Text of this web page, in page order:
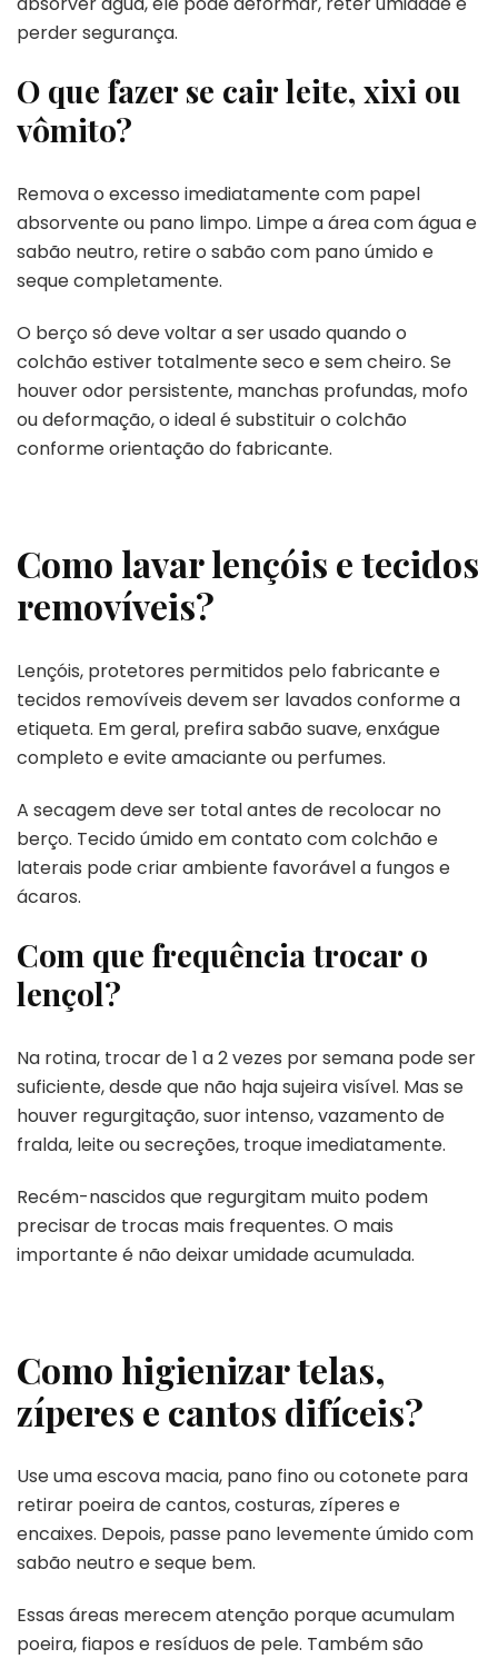
perder segurança.
O que fazer se cair leite, xixi ou
vômito?
Remova o excesso imediatamente com papel
absorvente ou pano limpo. Limpe a área com água e
sabão neutro, retire o sabão com pano úmido e
seque completamente.
O berço só deve voltar a ser usado quando o
colchão estiver totalmente seco e sem cheiro. Se
houver odor persistente, manchas profundas, mofo
ou deformação, o ideal é substituir o colchão
conforme orientação do fabricante.
Como lavar lençóis e tecidos
removíveis?
Lençóis, protetores permitidos pelo fabricante e
tecidos removíveis devem ser lavados conforme a
etiqueta. Em geral, prefira sabão suave, enxágue
completo e evite amaciante ou perfumes.
A secagem deve ser total antes de recolocar no
berço. Tecido úmido em contato com colchão e
laterais pode criar ambiente favorável a fungos e
ácaros.
Com que frequência trocar o
lençol?
Na rotina, trocar de 1 a 2 vezes por semana pode ser
suficiente, desde que não haja sujeira visível. Mas se
houver regurgitação, suor intenso, vazamento de
fralda, leite ou secreções, troque imediatamente.
Recém-nascidos que regurgitam muito podem
precisar de trocas mais frequentes. O mais
importante é não deixar umidade acumulada.
Como higienizar telas,
zíperes e cantos difíceis?
Use uma escova macia, pano fino ou cotonete para
retirar poeira de cantos, costuras, zíperes e
encaixes. Depois, passe pano levemente úmido com
sabão neutro e seque bem.
Essas áreas merecem atenção porque acumulam
poeira, fiapos e resíduos de pele. Também são